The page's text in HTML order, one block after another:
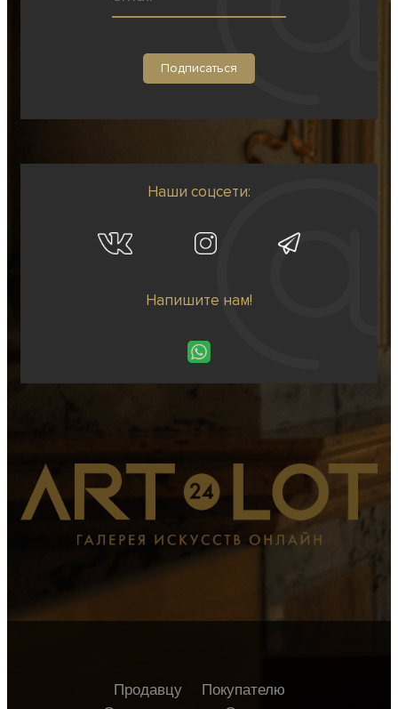
Наши соцсети:
Напишите нам!
Продавцу
Покупателю